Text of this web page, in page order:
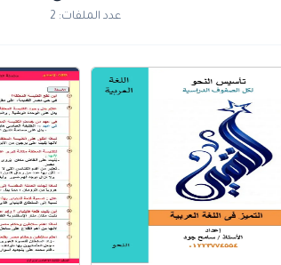
عدد الملفات: 2